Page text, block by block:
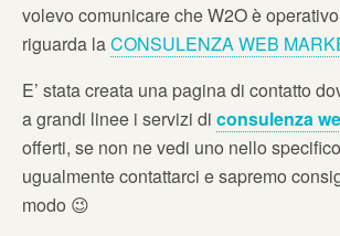
volevo comunicare che W2O è
riguarda laCONSULENZA WEB
E’ stata creata una pagina di contatto
a grandi linee i servizi di consulenza
offerti, se non ne vedi uno nello
ugualmente contattarci e sapremo
modo 😉